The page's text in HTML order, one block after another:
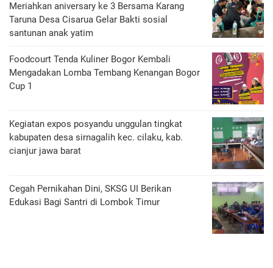
Meriahkan aniversary ke 3 Bersama Karang
Taruna Desa Cisarua Gelar Bakti sosial
santunan anak yatim
Foodcourt Tenda Kuliner Bogor Kembali
Mengadakan Lomba Tembang Kenangan Bogor
Cup 1
Kegiatan expos posyandu unggulan tingkat
kabupaten desa sirnagalih kec. cilaku, kab.
cianjur jawa barat
Cegah Pernikahan Dini, SKSG UI Berikan
Edukasi Bagi Santri di Lombok Timur